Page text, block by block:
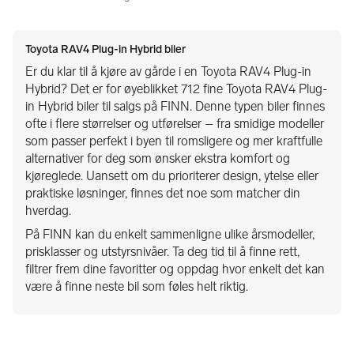
Toyota RAV4 Plug-in Hybrid biler
Er du klar til å kjøre av gårde i en Toyota RAV4 Plug-in
Hybrid? Det er for øyeblikket 712 fine Toyota RAV4 Plug-
in Hybrid biler til salgs på FINN. Denne typen biler finnes
ofte i flere størrelser og utførelser – fra smidige modeller
som passer perfekt i byen til romsligere og mer kraftfulle
alternativer for deg som ønsker ekstra komfort og
kjøreglede. Uansett om du prioriterer design, ytelse eller
praktiske løsninger, finnes det noe som matcher din
hverdag.
På FINN kan du enkelt sammenligne ulike årsmodeller,
prisklasser og utstyrsnivåer. Ta deg tid til å finne rett,
filtrer frem dine favoritter og oppdag hvor enkelt det kan
være å finne neste bil som føles helt riktig.